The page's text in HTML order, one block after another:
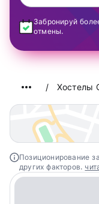
Забронируй
отмены.
Хостелы
Позиционирование
других факторов.